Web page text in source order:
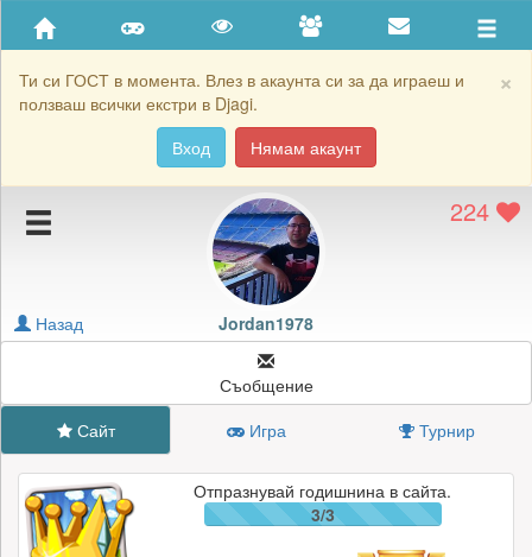
×
Ти си ГОСТ в момента. Влез в акаунта си за да играеш и
ползваш всички екстри в Djagi.
Вход
Нямам акаунт
Приятели
Хронология на игри
Подаръците на Jordan1978
Картичките на Jordan1978
Блокирай Jordan1978
224
Jordan1978
Назад
Съобщение
Сайт
Игра Турнир
Отпразнувай годишнина в сайта.
3/3